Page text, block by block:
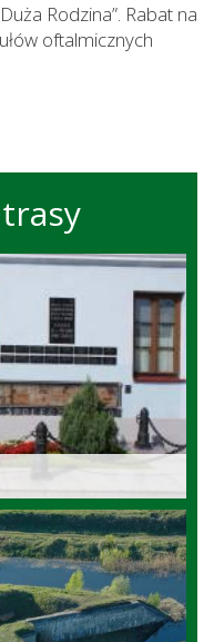
Rodzina”. Rabat na
oftalmicznych